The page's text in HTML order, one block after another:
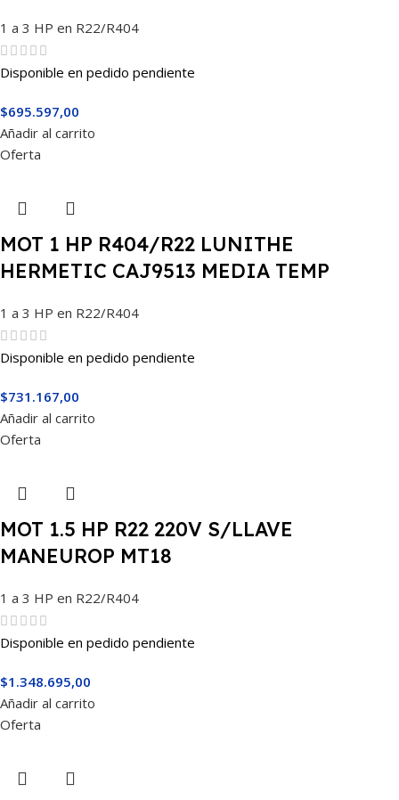
1 a 3 HP en R22/R404
Disponible en pedido pendiente
$695.597,00
Añadir al carrito
Oferta
MOT 1 HP R404/R22 LUNITHE
HERMETIC CAJ9513 MEDIA TEMP
1 a 3 HP en R22/R404
Disponible en pedido pendiente
$731.167,00
Añadir al carrito
Oferta
MOT 1.5 HP R22 220V S/LLAVE
MANEUROP MT18
1 a 3 HP en R22/R404
Disponible en pedido pendiente
$1.348.695,00
Añadir al carrito
Oferta